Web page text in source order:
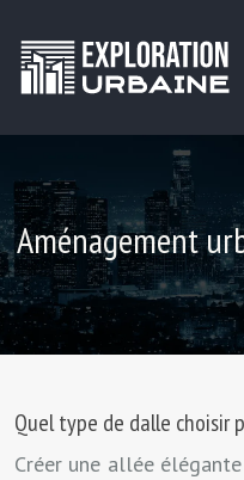
Aménagement
Quel type de dalle choisir
Créer une allée